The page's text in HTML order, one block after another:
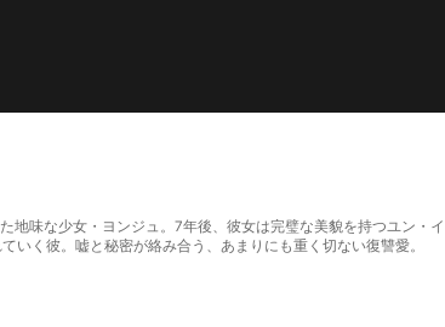
地味な少女・ヨンジュ。7年後、彼女は完璧な美貌を持つユン・
いく彼。嘘と秘密が絡み合う、あまりにも重く切ない復讐愛。